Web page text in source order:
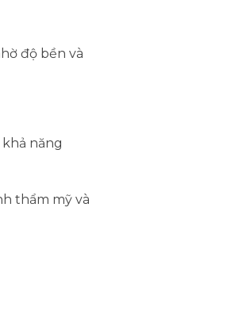
độ bền và
năng
thẩm mỹ và